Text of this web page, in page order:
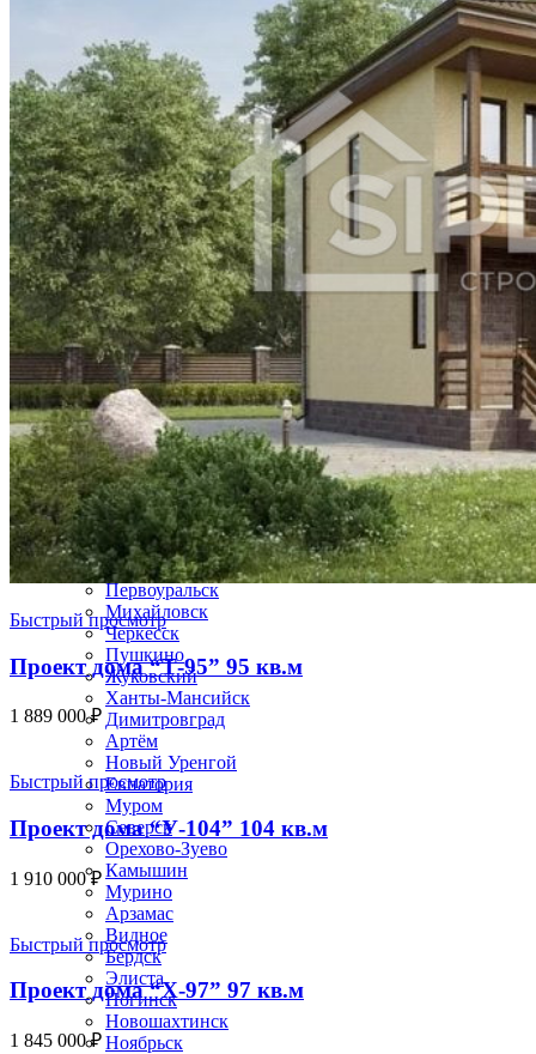
Майкоп
Находка
Березники
Щёлково
Серпухов
Нефтекамск
Коломна
Ковров
Обнинск
Кызыл
Кисловодск
Дербент
Каспийск
Батайск
Нефтеюганск
Рубцовск
Назрань
Ессентуки
Новочебоксарск
Долгопрудный
Новомосковск
Октябрьский
Невинномысск
Раменское
Реутов
Первоуральск
Михайловск
Черкесск
Пушкино
Жуковский
Ханты-Мансийск
Димитровград
Артём
Новый Уренгой
Евпатория
Муром
Северск
Орехово-Зуево
Камышин
Мурино
Арзамас
Видное
Бердск
Элиста
Ногинск
Новошахтинск
Ноябрьск
Быстрый просмотр
Проект дома “Т-95” 95 кв.м
1 889 000₽
Быстрый просмотр
Проект дома “У-104” 104 кв.м
1 910 000₽
Быстрый просмотр
Проект дома “Х-97” 97 кв.м
1 845 000₽